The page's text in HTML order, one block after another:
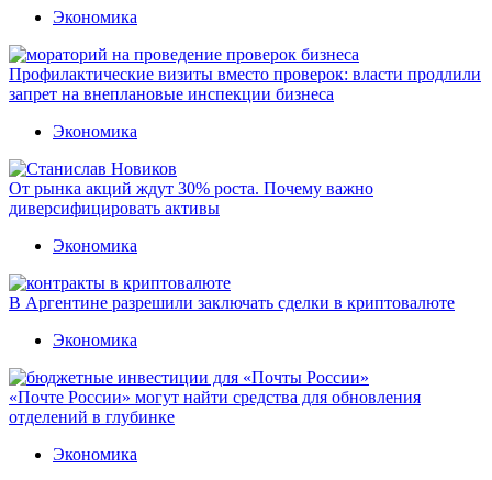
Экономика
Профилактические визиты вместо проверок: власти продлили
запрет на внеплановые инспекции бизнеса
Экономика
От рынка акций ждут 30% роста. Почему важно
диверсифицировать активы
Экономика
В Аргентине разрешили заключать сделки в криптовалюте
Экономика
«Почте России» могут найти средства для обновления
отделений в глубинке
Экономика